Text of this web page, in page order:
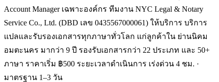
Account Manager เฉพาะองค์กร ทีมงาน NYC Legal & Notary
Service Co., Ltd. (DBD เลข 0435567000061) ให้บริการ บริการ
แปลและรับรองเอกสารทุกภาษาทั่วโลก แก่ลูกค้าใน ย่านนิคม
อมตะนคร มากว่า 9 ปี รองรับเอกสารกว่า 22 ประเภท และ 50+
ภาษา ราคาเริ่ม ฿500 ระยะเวลาดำเนินการ เร่งด่วน 4 ชม. ·
มาตรฐาน 1–3 วัน